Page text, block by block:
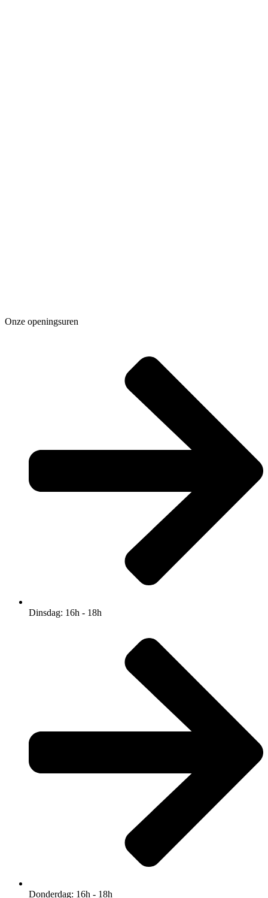
Onze openingsuren
Dinsdag: 16h - 18h
Donderdag: 16h - 18h